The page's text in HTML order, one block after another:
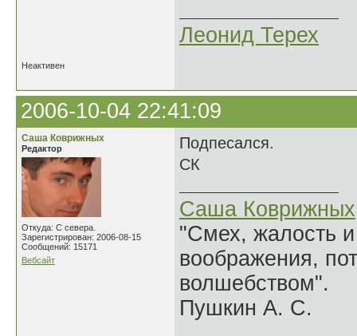
Леонид Терех
Неактивен
2006-10-04 22:41:09
Саша Коврижных
Редактор
Откуда: С севера.
Зарегистрирован: 2006-08-15
Сообщений: 15171
Вебсайт
Подпесался.
СК
Саша Коврижных
"Смех, жалость
воображения,
волшебством".
Пушкин А. С.